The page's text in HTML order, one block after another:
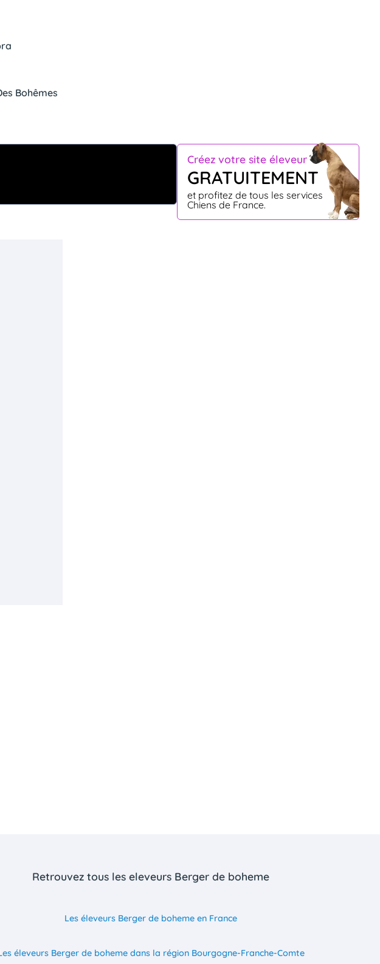
Créez votre site éleveur
GRATUITEMENT
et profitez de tous les services
Chiens de France.
Bohêmes
Retrouvez tous les eleveurs Berger de boheme
Les éleveurs Berger de boheme en France
éleveurs Berger de boheme dans la région Bourgogne-Franche-Comte